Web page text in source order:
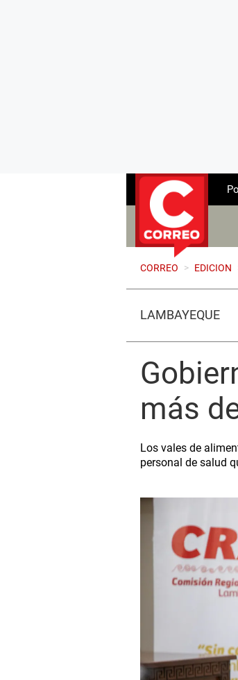
CORREO > EDICION
LAMBAYEQUE
más
Los vales de
personal de salud